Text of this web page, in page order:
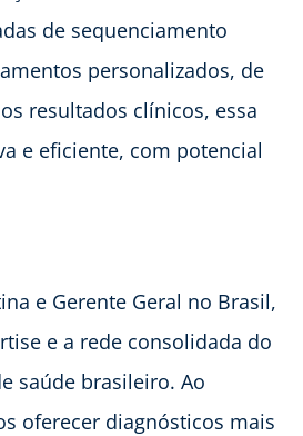
de sequenciamento
personalizados, de
resultados clínicos, essa
e eficiente, com potencial
e Gerente Geral no Brasil,
e a rede consolidada do
saúde brasileiro. Ao
oferecer diagnósticos mais